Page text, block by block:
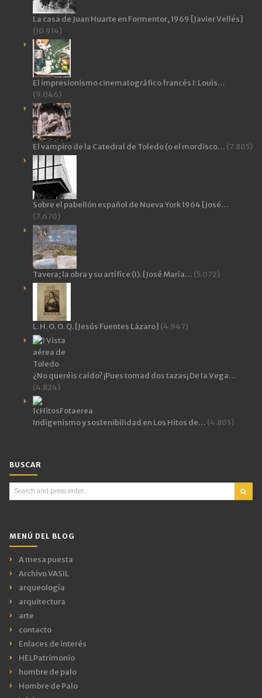
La casa de Juan Huarte en Formentor, 1969 [Javier Vellés]
(10.914)
El impresionismo cinematográfico francés I: Louis…
(9.046)
El vampiro de la Catedral de Toledo (o el mordisco… (7.805)
Sobre el pabellón español de Nueva York 1964 [José…
(7.670)
Tavera; la obra y su artífice (I). [José María… (5.072)
L. H. O. O. Q. [Jesús Fuentes Lázaro] (4.947)
¿No queréis caldo? ¡Pues tomad dos tazas¡ De la Vega…
(4.824)
Indigenismo y sostenibilidad en Los Hitos de… (4.803)
BUSCAR
Search
for:
MENÚ DEL BLOG
A mesa puesta
Archivo VASIL
arqueología
arquitectura
arte
contacto
Enlaces de interés
HELPatrimonio
hombre de palo
Hombre de Palo